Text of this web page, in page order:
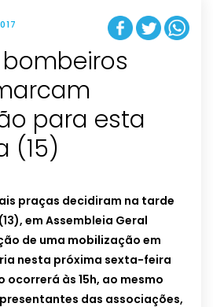
para esta
(15)
praças decidiram na tarde
em Assembleia Geral
de uma mobilização em
nesta próxima sexta-feira
ocorrerá às 15h, ao mesmo
das associações,